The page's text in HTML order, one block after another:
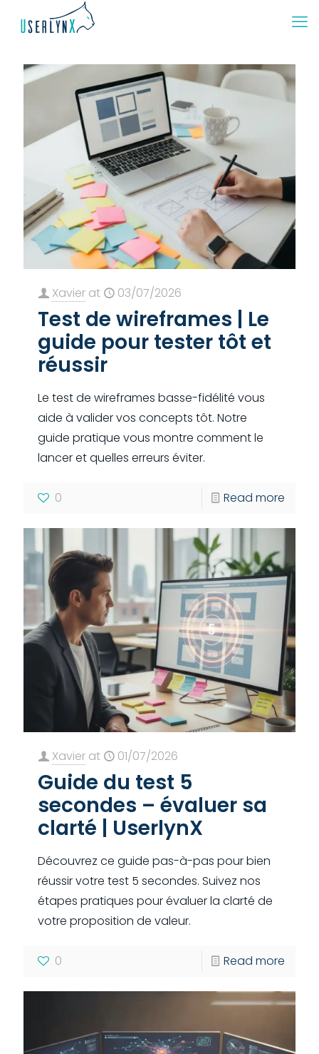
Xavier at 03/07/2026
Test de wireframes | Le
guide pour tester tôt et
réussir
Le test de wireframes basse-fidélité vous
aide à valider vos concepts tôt. Notre
guide pratique vous montre comment le
lancer et quelles erreurs éviter.
0 Read more
Xavier at 01/07/2026
Guide du test 5
secondes – évaluer sa
clarté | UserlynX
Découvrez ce guide pas-à-pas pour bien
réussir votre test 5 secondes. Suivez nos
étapes pratiques pour évaluer la clarté de
votre proposition de valeur.
0 Read more